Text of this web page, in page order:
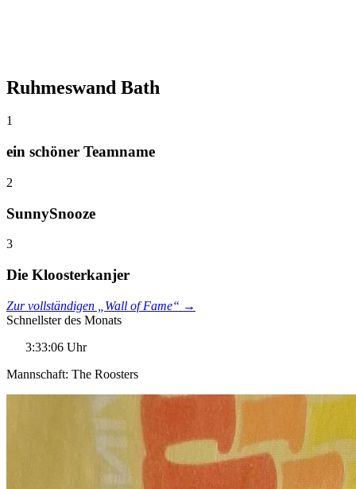
Ruhmeswand Bath
1
ein schöner Teamname
2
SunnySnooze
3
Die Kloosterkanjer
Zur vollständigen „Wall of Fame“ →
Schnellster des Monats
3:33:06 Uhr
Mannschaft: The Roosters